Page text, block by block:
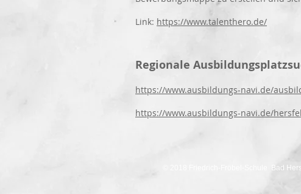
Link: https://www.talenthero.de/
Regionale
https://www.ausbildungs-navi.de/
https://www.ausbildungs-navi.de/
© 2018 Friedrich-